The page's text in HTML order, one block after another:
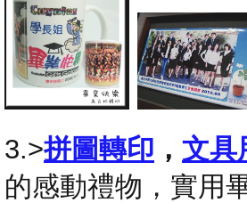
3.>拼圖轉印 ， 文具
的感動禮物，實用